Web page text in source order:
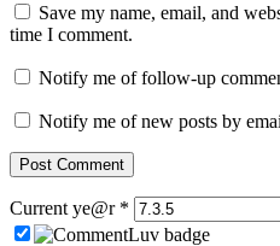
Save my name, email, and
time I comment.
Notify me of follow-up
Notify me of new posts by
Current ye@r *